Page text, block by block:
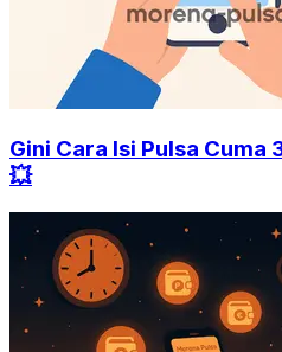
Gini Cara Isi Pulsa Cuma
💥